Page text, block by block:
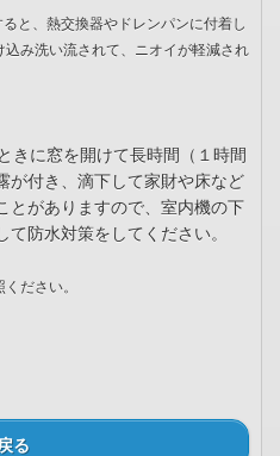
と、熱交換器やドレンパンに付着し
み洗い流されて、ニオイが軽減され
きに窓を開けて長時間（１時間
が付き、滴下して家財や床など
とがありますので、室内機の下
防水対策をしてください。
ください。
る